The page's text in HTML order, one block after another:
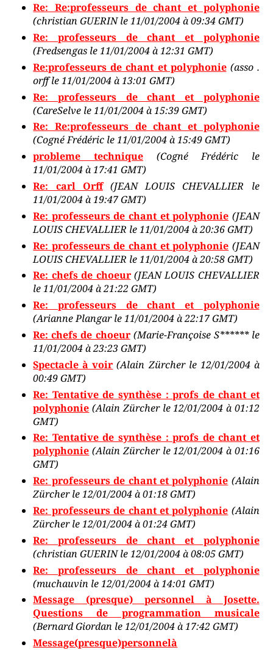
Re: Re:professeurs de chant et polyphonie
(christian GUERIN le 11/01/2004 à 09:34 GMT)
Re: professeurs de chant et polyphonie
(Fredsengas le 11/01/2004 à 12:31 GMT)
Re:professeurs de chant et polyphonie (asso .
orff le 11/01/2004 à 13:01 GMT)
Re: professeurs de chant et polyphonie
(CareSelve le 11/01/2004 à 15:39 GMT)
Re: Re:professeurs de chant et polyphonie
(Cogné Frédéric le 11/01/2004 à 15:49 GMT)
probleme technique
(Cogné Frédéric le
11/01/2004 à 17:41 GMT)
Re: carl Orff (JEAN LOUIS CHEVALLIER le
11/01/2004 à 19:47 GMT)
Re: professeurs de chant et polyphonie (JEAN
LOUIS CHEVALLIER le 11/01/2004 à 20:36 GMT)
Re: professeurs de chant et polyphonie (JEAN
LOUIS CHEVALLIER le 11/01/2004 à 20:58 GMT)
Re: chefs de choeur (JEAN LOUIS CHEVALLIER
le 11/01/2004 à 21:22 GMT)
Re: professeurs de chant et polyphonie
(Arianne Plangar le 11/01/2004 à 22:17 GMT)
Re: chefs de choeur (Marie-Françoise S****** le
11/01/2004 à 23:23 GMT)
Spectacle à voir (Alain Zürcher le 12/01/2004 à
00:49 GMT)
Re: Tentative de synthèse : profs de chant et
polyphonie (Alain Zürcher le 12/01/2004 à 01:12
GMT)
Re: Tentative de synthèse : profs de chant et
polyphonie (Alain Zürcher le 12/01/2004 à 01:16
GMT)
Re: professeurs de chant et polyphonie (Alain
Zürcher le 12/01/2004 à 01:18 GMT)
Re: professeurs de chant et polyphonie (Alain
Zürcher le 12/01/2004 à 01:24 GMT)
Re: professeurs de chant et polyphonie
(christian GUERIN le 12/01/2004 à 08:05 GMT)
Re: professeurs de chant et polyphonie
(muchauvin le 12/01/2004 à 14:01 GMT)
Message (presque) personnel à Josette.
Questions de programmation musicale
(Bernard Giordan le 12/01/2004 à 17:42 GMT)
Message(presque)personnelà